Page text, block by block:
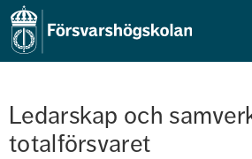
Ledarskap och
totalförsvaret